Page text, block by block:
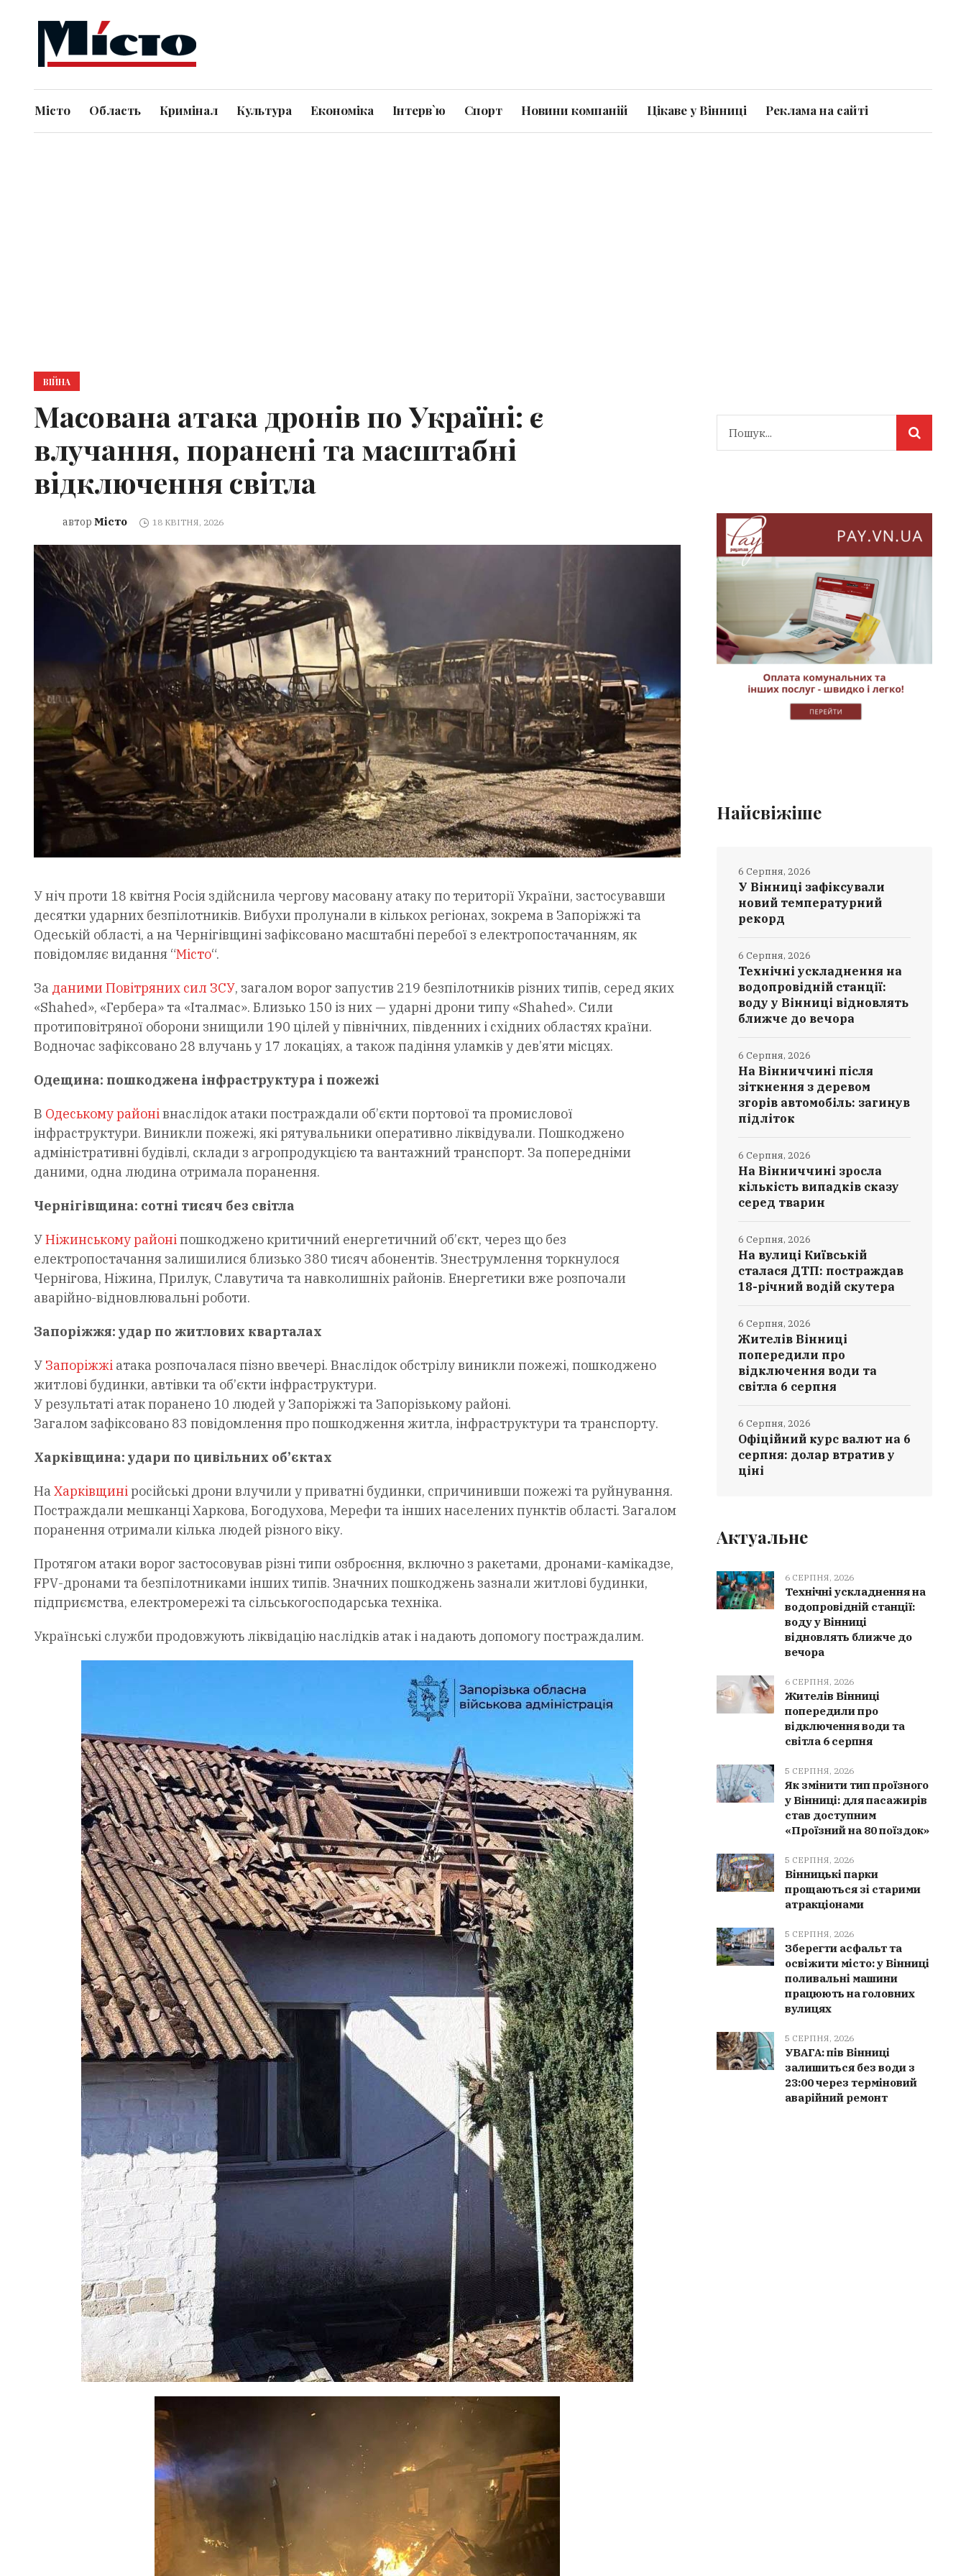
Місто Область Кримінал Культура Економіка Інтерв`ю Спорт Новини компаній Цікаве у Вінниці Реклама на сайті
ВІЙНА
Масована атака дронів по Україні: є
влучання, поранені та масштабні
відключення світла
автор Місто 18 КВІТНЯ, 2026
У ніч проти 18 квітня Росія здійснила чергову масовану атаку по території України, застосувавши
десятки ударних безпілотників. Вибухи пролунали в кількох регіонах, зокрема в Запоріжжі та
Одеській області, а на Чернігівщині зафіксовано масштабні перебої з електропостачанням, як
повідомляє видання “Місто“.
За даними Повітряних сил ЗСУ, загалом ворог запустив 219 безпілотників різних типів, серед яких
«Shahed», «Гербера» та «Італмас». Близько 150 із них — ударні дрони типу «Shahed». Сили
протиповітряної оборони знищили 190 цілей у північних, південних і східних областях країни.
Водночас зафіксовано 28 влучань у 17 локаціях, а також падіння уламків у дев’яти місцях.
Одещина: пошкоджена інфраструктура і пожежі
В Одеському районівнаслідок атаки постраждали об’єкти портової та промислової
інфраструктури. Виникли пожежі, які рятувальники оперативно ліквідували. Пошкоджено
адміністративні будівлі, склади з агропродукцією та вантажний транспорт. За попередніми
даними, одна людина отримала поранення.
Чернігівщина: сотні тисяч без світла
УНіжинському районіпошкоджено критичний енергетичний об’єкт, через що без
електропостачання залишилися близько 380 тисяч абонентів. Знеструмлення торкнулося
Чернігова, Ніжина, Прилук, Славутича та навколишніх районів. Енергетики вже розпочали
аварійно-відновлювальні роботи.
Запоріжжя: удар по житлових кварталах
У Запоріжжіатака розпочалася пізно ввечері. Внаслідок обстрілу виникли пожежі, пошкоджено
житлові будинки, автівки та об’єкти інфраструктури.
У результаті атак поранено 10 людей у Запоріжжі та Запорізькому районі.
Загалом зафіксовано 83 повідомлення про пошкодження житла, інфраструктури та транспорту.
Харківщина: удари по цивільних об’єктах
НаХарківщиніросійські дрони влучили у приватні будинки, спричинивши пожежі та руйнування.
Постраждали мешканці Харкова, Богодухова, Мерефи та інших населених пунктів області. Загалом
поранення отримали кілька людей різного віку.
Протягом атаки ворог застосовував різні типи озброєння, включно з ракетами, дронами-камікадзе,
FPV-дронами та безпілотниками інших типів. Значних пошкоджень зазнали житлові будинки,
підприємства, електромережі та сільськогосподарська техніка.
Українські служби продовжують ліквідацію наслідків атак і надають допомогу постраждалим.
Найсвіжіше
У Вінниці зафіксували
новий температурний
рекорд
6 Серпня, 2026
Технічні ускладнення на
водопровідній станції:
воду у Вінниці відновлять
ближче до вечора
6 Серпня, 2026
На Вінниччині після
зіткнення з деревом
згорів автомобіль: загинув
підліток
6 Серпня, 2026
На Вінниччині зросла
кількість випадків сказу
серед тварин
6 Серпня, 2026
На вулиці Київській
сталася ДТП: постраждав
18-річний водій скутера
6 Серпня, 2026
Жителів Вінниці
попередили про
відключення води та
світла 6 серпня
6 Серпня, 2026
Офіційний курс валют на 6
серпня: долар втратив у
ціні
6 Серпня, 2026
Актуальне
6 СЕРПНЯ, 2026
Технічні ускладнення на
водопровідній станції:
воду у Вінниці
відновлять ближче до
вечора
6 СЕРПНЯ, 2026
Жителів Вінниці
попередили про
відключення води та
світла 6 серпня
5 СЕРПНЯ, 2026
Як змінити тип проїзного
у Вінниці: для пасажирів
став доступним
«Проїзний на 80 поїздок»
5 СЕРПНЯ, 2026
Вінницькі парки
прощаються зі старими
атракціонами
5 СЕРПНЯ, 2026
Зберегти асфальт та
освіжити місто: у Вінниці
поливальні машини
працюють на головних
вулицях
5 СЕРПНЯ, 2026
УВАГА: пів Вінниці
залишиться без води з
23:00 через терміновий
аварійний ремонт